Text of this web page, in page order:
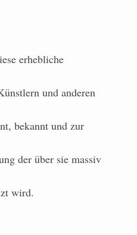
erhebliche
und anderen
bekannt und zur
der über sie massiv
wird.